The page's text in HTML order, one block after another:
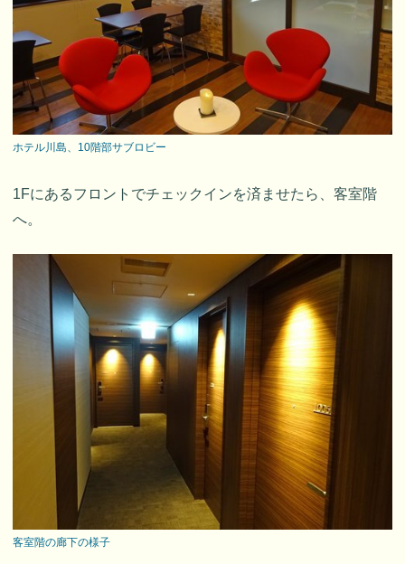
ホテル川島、10階部サブロビー
1Fにあるフロントでチェックインを済ませたら、客室階
へ。
客室階の廊下の様子